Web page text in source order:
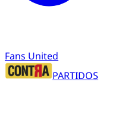
Fans United
PARTIDOS